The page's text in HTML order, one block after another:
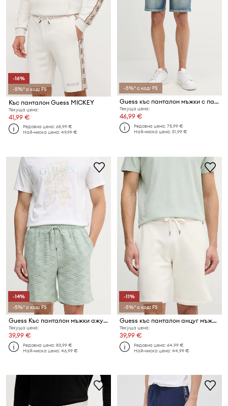
-16%
-5%* с код: FS
Къс панталон Guess MICKEY
Текуща цена:
41,99 €
Редовна цена:65,99 €
Най-ниска цена:49,99 €
-5%* с код: FS
Guess къс панталон мъжки с памук
Текуща цена:
46,99 €
Редовна цена:75,99 €
Най-ниска цена:51,99 €
-14%
-5%* с код: FS
Guess Къс панталон мъжки ажур LATTICE
Текуща цена:
39,99 €
Редовна цена:83,99 €
Най-ниска цена:46,99 €
-11%
-5%* с код: FS
Guess къс панталон анцуг мъжки памучен
Текуща цена:
39,99 €
Редовна цена:64,99 €
Най-ниска цена:44,99 €